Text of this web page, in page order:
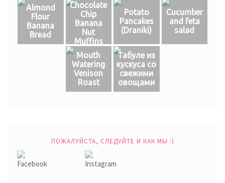
Almond
Flour
Banana
Bread
Chocolate
Chip
Banana
Nut
Muffins
Potato
Pancakes
(Draniki)
Cucumber
and feta
salad
Mouth
Watering
Venison
Roast
Табуле из
кускуса со
свежими
овощами
ПОЖАЛУЙСТА, СЛЕДУЙТЕ И КАК МЫ :)